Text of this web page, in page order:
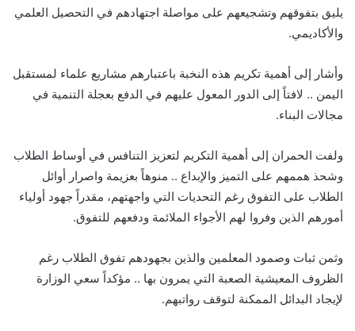
يليق بتفوقهم وتشجيعهم على مواصلة اجتهادهم في التحصيل العلمي
والأكاديمي.
وأشار إلى أهمية تكريم هذه النخبة باعتبارهم مشاريع علماء لمستقبل
اليمن .. لافتاً إلى الدور المعول عليهم في الدفع بعجلة التنمية في
مجالات البناء.
ولفت الحمران إلى أهمية التكريم لتعزيز التنافس في أوساط الطلاب
وشحذ هممهم على التميز والإبداع .. منوهاً بعزيمة واصرار أوائل
الطلاب على التفوق رغم التحديات التي واجهتهم، مقدراً جهود أولياء
أمورهم الذين وفروا لهم الأجواء الملائمة ودفعهم للتفوق.
وثمن ثبات وصمود المعلمين والذين بجهودهم تفوق الطلاب رغم
الظروف المعيشية الصعبة التي يمرون بها .. مؤكداً سعي الوزارة
لإيجاد البدائل الممكنة لتوقف رواتبهم.